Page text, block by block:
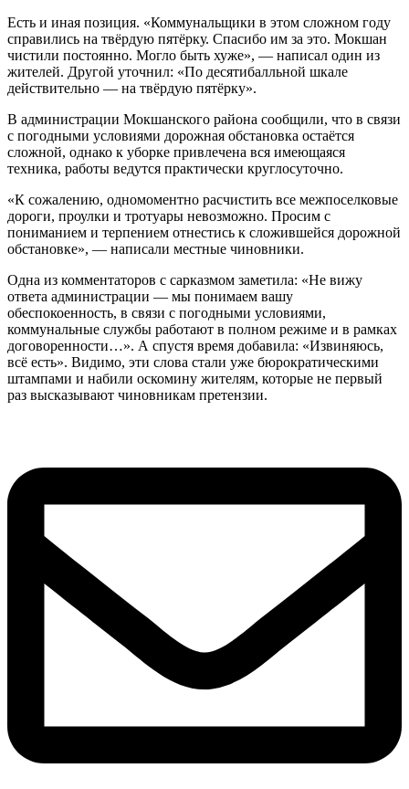
Есть и иная позиция. «Коммунальщики в этом сложном году
справились на твёрдую пятёрку. Спасибо им за это. Мокшан
чистили постоянно. Могло быть хуже», — написал один из
жителей. Другой уточнил: «По десятибалльной шкале
действительно — на твёрдую пятёрку».
В администрации Мокшанского района сообщили, что в связи
с погодными условиями дорожная обстановка остаётся
сложной, однако к уборке привлечена вся имеющаяся
техника, работы ведутся практически круглосуточно.
«К сожалению, одномоментно расчистить все межпоселковые
дороги, проулки и тротуары невозможно. Просим с
пониманием и терпением отнестись к сложившейся дорожной
обстановке», — написали местные чиновники.
Одна из комментаторов с сарказмом заметила: «Не вижу
ответа администрации — мы понимаем вашу
обеспокоенность, в связи с погодными условиями,
коммунальные службы работают в полном режиме и в рамках
договоренности…». А спустя время добавила: «Извиняюсь,
всё есть». Видимо, эти слова стали уже бюрократическими
штампами и набили оскомину жителям, которые не первый
раз высказывают чиновникам претензии.